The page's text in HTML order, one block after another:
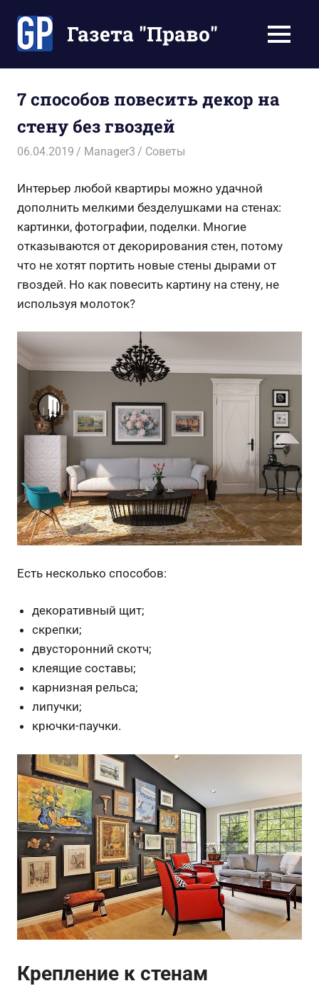
содержимомуГазета "Право"
Ваше
время
МЕНЮ
7 способов повесить декор на
стену без гвоздей
06.04.2019 Manager3 Советы
Интерьер любой квартиры можно удачной
дополнить мелкими безделушками на стенах:
картинки, фотографии, поделки. Многие
отказываются от декорирования стен, потому
что не хотят портить новые стены дырами от
гвоздей. Но как повесить картину на стену, не
используя молоток?
Есть несколько способов:
декоративный щит;
скрепки;
двусторонний скотч;
клеящие составы;
карнизная рельса;
липучки;
крючки-паучки.
Крепление к стенам